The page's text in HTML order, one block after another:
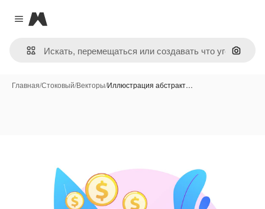
Close menu
Magnific
Поиск
Главная/Стоковый/Векторы/Иллюстрация абстракт…